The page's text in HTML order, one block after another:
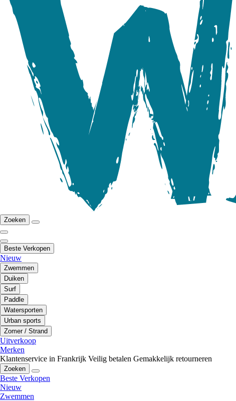
Zoeken
Beste Verkopen
Nieuw
Zwemmen
Duiken
Surf
Paddle
Watersporten
Urban sports
Zomer / Strand
Uitverkoop
Merken
Klantenservice in Frankrijk Veilig betalen Gemakkelijk retourneren
Zoeken
Beste Verkopen
Nieuw
Zwemmen